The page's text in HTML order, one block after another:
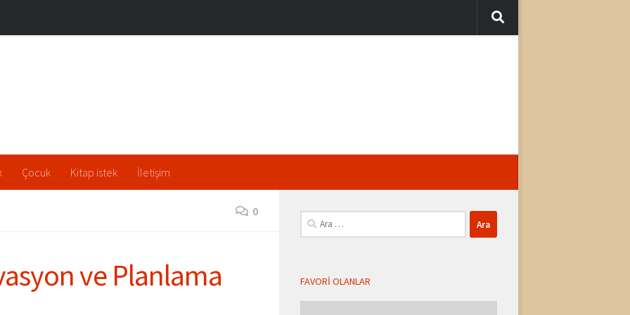
Çocuk Kitap istek İletişim
0
ve Planlama
Arama:
FAVORI OLANLAR